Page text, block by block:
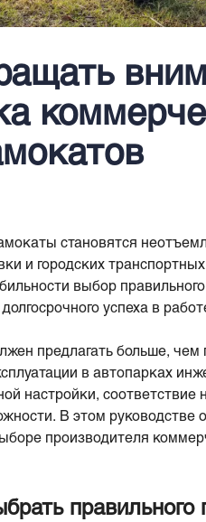
становятся
и городских
выбор
успеха в
предлагать больше, чем
в автопарках
настройки,
В этом
производителя